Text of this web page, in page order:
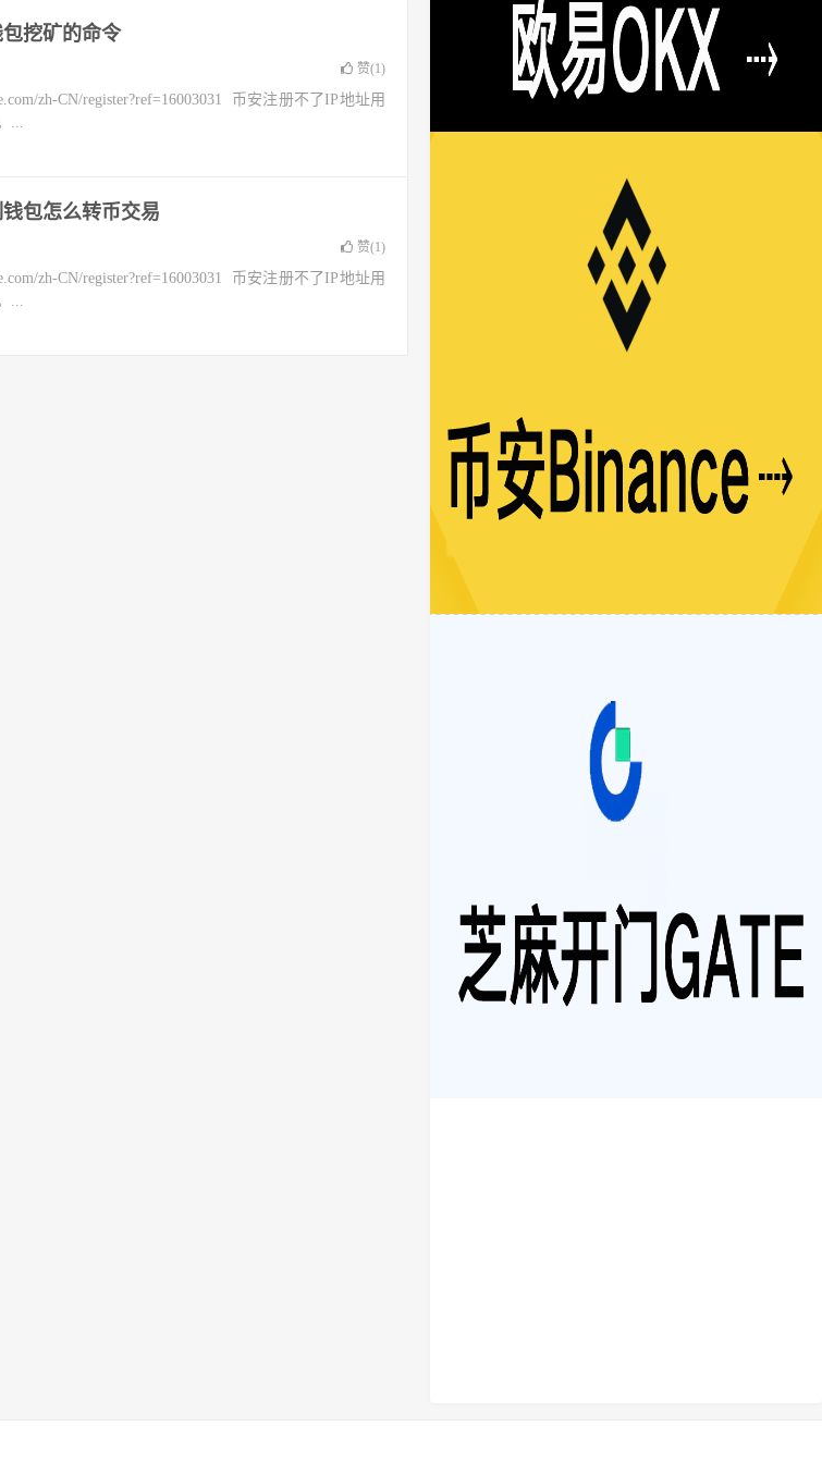
挖矿的命令
赞(1)
zh-CN/register?ref=16003031 币安注册不了IP地址用
...
包怎么转币交易
赞(1)
zh-CN/register?ref=16003031 币安注册不了IP地址用
...